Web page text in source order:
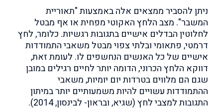
ניתן להסביר ממצאים אלה באמצעות "תאוריית
המשבר". מצב הלחץ האקוטי מפחית או אף מבטל
לחלוטין הבדלים אישיים בתגובות רגשיות. כלומר, לחץ
דרמטי, פתאומי ובלתי צפוי מבטל משאבי התמודדות
אישיים של כל האנשים הנחשפים לו. לעומת זאת,
דווקא הלחץ הכרוני, הדומה יותר לחיים רגילים במובן
שגם הם מלווים בטרדות יום יומיות, משאבי
ההתמודדות עשויים להיות משמעותיים יותר במיתון
התגובות למצבי לחץ (שגיא, ובראון- לבינסון, 2014).